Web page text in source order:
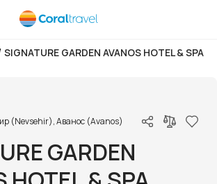
SIGNATURE GARDEN AVANOS HOTEL & SPA
(Nevsehir), Аванос (Avanos)
GARDEN